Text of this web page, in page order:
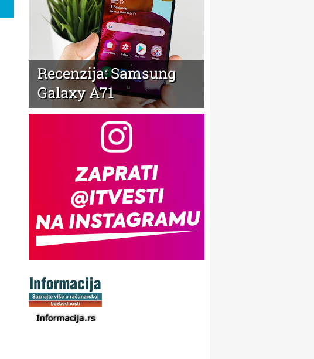
Recenzija: Samsung
Galaxy A71